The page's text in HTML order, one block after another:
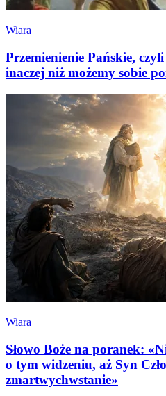
Wiara
Przemienienie Pańskie, czyli
inaczej niż możemy sobie
Wiara
Słowo Boże na poranek:
o tym widzeniu, aż Syn
zmartwychwstanie»